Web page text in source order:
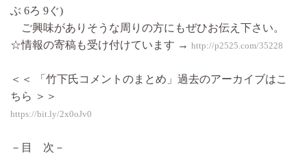
ぶ 6ろ 9ぐ)
ご興味がありそうな周りの方にもぜひお伝え下さい。
☆情報の寄稿も受け付けています → http://p2525.com/35228
＜＜ 「竹下氏コメントのまとめ」過去のアーカイブはこ
ちら ＞＞
https://bit.ly/2x0oJv0
－目 次－